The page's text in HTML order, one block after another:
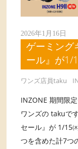
2026年1月16日
ゲーミング
ール』が1/
ワンズ店員taku
INZONE 期間限
ワンズの takuで
セール』が 1/15
つを含めた計7つ